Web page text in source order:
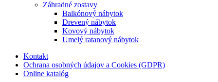
Záhradné zostavy
Balkónový nábytok
Drevený nábytok
Kovový nábytok
Umelý ratanový nábytok
Kontakt
Ochrana osobných údajov a Cookies (GDPR)
Online katalóg